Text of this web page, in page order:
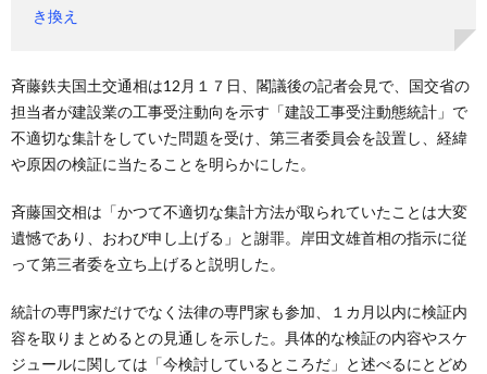
き換え
斉藤鉄夫国土交通相は12月１７日、閣議後の記者会見で、国交省の
担当者が建設業の工事受注動向を示す「建設工事受注動態統計」で
不適切な集計をしていた問題を受け、第三者委員会を設置し、経緯
や原因の検証に当たることを明らかにした。
斉藤国交相は「かつて不適切な集計方法が取られていたことは大変
遺憾であり、おわび申し上げる」と謝罪。岸田文雄首相の指示に従
って第三者委を立ち上げると説明した。
統計の専門家だけでなく法律の専門家も参加、１カ月以内に検証内
容を取りまとめるとの見通しを示した。具体的な検証の内容やスケ
ジュールに関しては「今検討しているところだ」と述べるにとどめ